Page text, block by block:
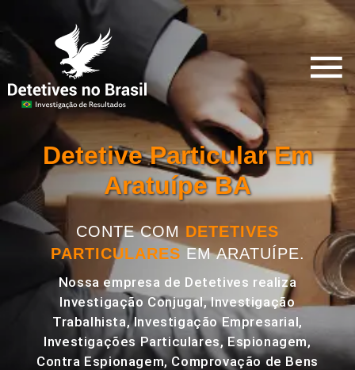
Detetive Particular Em
Aratuípe BA
CONTE COM DETETIVES
PARTICULARES EM ARATUÍPE.
Nossa empresa de Detetives realiza
Investigação Conjugal, Investigação
Trabalhista, Investigação Empresarial,
Investigações Particulares, Espionagem,
Contra Espionagem, Comprovação de Bens